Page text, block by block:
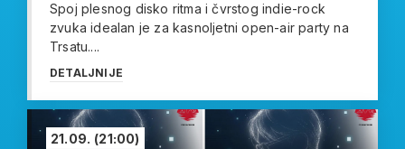
Spoj plesnog disko ritma i čvrstog indie-rock
zvuka idealan je za kasnoljetni open-air party na
Trsatu....
DETALJNIJE
21.09. (21:00)